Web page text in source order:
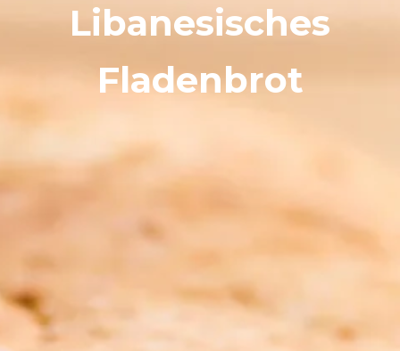
Libanesisches
Fladenbrot